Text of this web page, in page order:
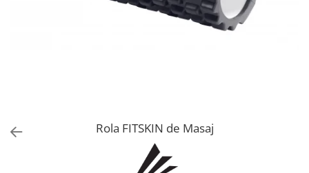
Motricitate și Coordonare
Rola FITSKIN de Masaj